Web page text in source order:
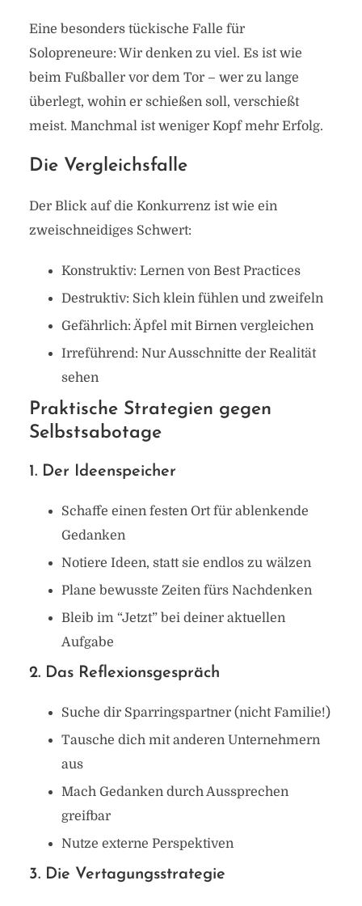
Eine besonders tückische Falle für
Solopreneure: Wir denken zu viel. Es ist wie
beim Fußballer vor dem Tor – wer zu lange
überlegt, wohin er schießen soll, verschießt
meist. Manchmal ist weniger Kopf mehr Erfolg.
Die Vergleichsfalle
Der Blick auf die Konkurrenz ist wie ein
zweischneidiges Schwert:
Konstruktiv: Lernen von Best Practices
Destruktiv: Sich klein fühlen und zweifeln
Gefährlich: Äpfel mit Birnen vergleichen
Irreführend: Nur Ausschnitte der Realität
sehen
Praktische Strategien gegen
Selbstsabotage
1. Der Ideenspeicher
Schaffe einen festen Ort für ablenkende
Gedanken
Notiere Ideen, statt sie endlos zu wälzen
Plane bewusste Zeiten fürs Nachdenken
Bleib im “Jetzt” bei deiner aktuellen
Aufgabe
2. Das Reflexionsgespräch
Suche dir Sparringspartner (nicht Familie!)
Tausche dich mit anderen Unternehmern
aus
Mach Gedanken durch Aussprechen
greifbar
Nutze externe Perspektiven
3. Die Vertagungsstrategie